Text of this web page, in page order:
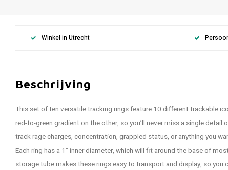
Winkel in Utrecht
Beschrijving
This set of ten versatile tracking rings feature 10 different trackable
red-to-green gradient on the other, so you’ll never miss a single detail
track rage charges, concentration, grappled status, or anything you
Each ring has a 1” inner diameter, which will fit around the base of
storage tube makes these rings easy to transport and display, so you